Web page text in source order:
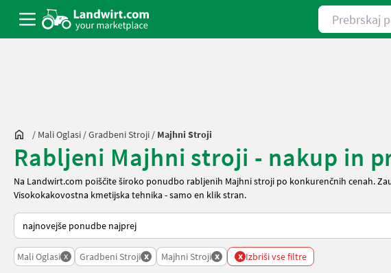
Prebrskaj
/ Mali Oglasi /Gradbeni Stroji / Majhni Stroji
Rabljeni Majhni stroji - nakup in
Na Landwirt.com poiščite široko ponudbo rabljenih Majhni stroji po konkurenčnih cenah.
Visokokakovostna kmetijska tehnika - samo en klik stran.
Tako je razvrščeno na Landwirt.com
Mali Oglasi x Gradbeni Stroji x Majhni Stroji x x Izbriši vse filtre